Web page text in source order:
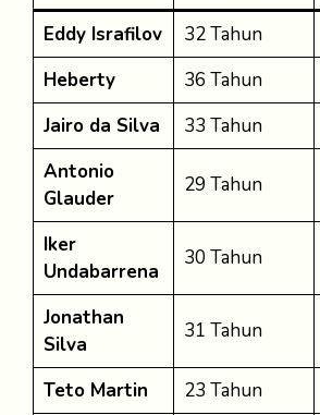
Eddy Israfilov
32 Tahun
Heberty
36 Tahun
Jairo da Silva
33 Tahun
Antonio
Glauder
29 Tahun
Iker
Undabarrena
30 Tahun
Jonathan
Silva
31 Tahun
Teto Martin 23 Tahun